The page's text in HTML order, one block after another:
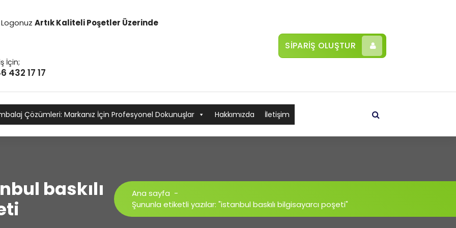
LogonuzArtık Kaliteli Poşetler Üzerinde
İçin;
432 17 17
SİPARİŞ OLUŞTUR
Çözümleri: Markanız İçin Profesyonel Dokunuşlar Hakkımızda İletişim
baskılı
Ana sayfa -
Şununla etiketli yazılar: "istanbul baskılı bilgisayarcı poşeti"